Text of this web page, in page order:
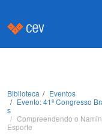
Biblioteca
Eventos
Evento: 41º Congresso
s
Compreendendo o
Esporte